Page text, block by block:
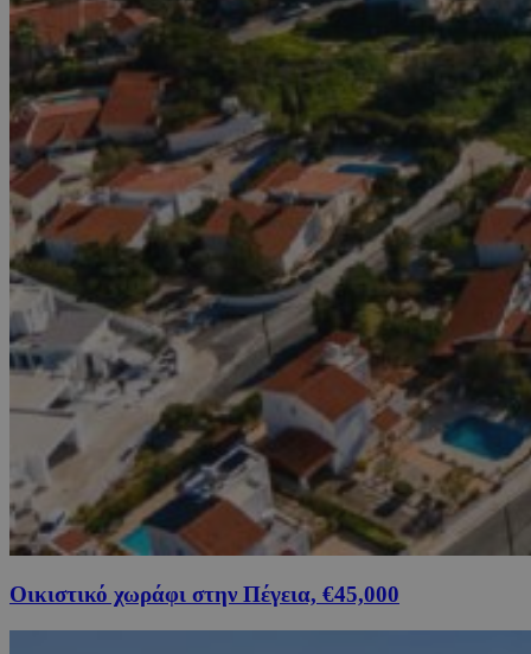
Οικιστικό χωράφι στην Πέγεια, €45,000